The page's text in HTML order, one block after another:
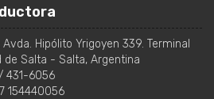
Avda. Hipólito Yrigoyen 339. Terminal
de Salta - Salta, Argentina
431-6056
154440056